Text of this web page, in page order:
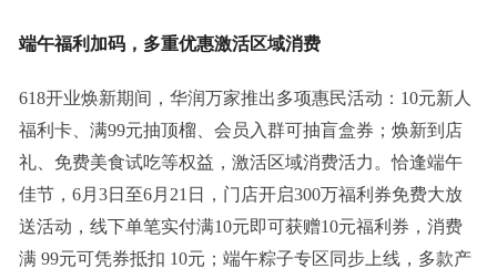
端午福利加码，多重优惠激活区域消费
618开业焕新期间，华润万家推出多项惠民活动：10元新人
福利卡、满99元抽顶榴、会员入群可抽盲盒券；焕新到店
礼、免费美食试吃等权益，激活区域消费活力。恰逢端午
佳节，6月3日至6月21日，门店开启300万福利券免费大放
送活动，线下单笔实付满10元即可获赠10元福利券，消费
满 99元可凭券抵扣 10元；端午粽子专区同步上线，多款产